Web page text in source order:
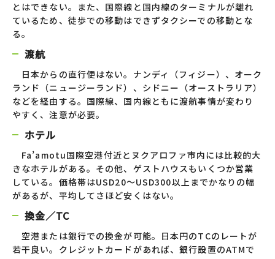
とはできない。また、国際線と国内線のターミナルが離れ
ているため、徒歩での移動はできずタクシーでの移動とな
る。
渡航
日本からの直行便はない。ナンディ（フィジー）、オーク
ランド（ニュージーランド）、シドニー（オーストラリア）
などを経由する。国際線、国内線ともに渡航事情が変わり
やすく、注意が必要。
ホテル
Fa’amotu国際空港付近とヌクアロファ市内には比較的大
きなホテルがある。その他、ゲストハウスもいくつか営業
している。価格帯はUSD20～USD300以上までかなりの幅
があるが、平均してさほど安くはない。
換金／TC
空港または銀行での換金が可能。日本円のTCのレートが
若干良い。クレジットカードがあれば、銀行設置のATMで